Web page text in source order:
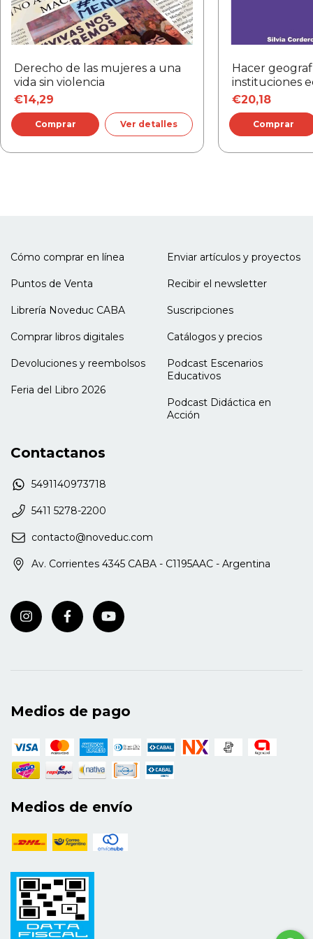
Derecho de las mujeres a una
vida sin violencia
€14,29
Ver detalles
Hacer
instituciones
€20,18
Cómo comprar en línea
Puntos de Venta
Librería Noveduc CABA
Comprar libros digitales
Devoluciones y reembolsos
Feria del Libro 2026
Enviar artículos y proyectos
Recibir el newsletter
Suscripciones
Catálogos y precios
Podcast Escenarios
Educativos
Podcast Didáctica en
Acción
Contactanos
5491140973718
5411 5278-2200
contacto@noveduc.com
Av. Corrientes 4345 CABA - C1195AAC - Argentina
Medios de pago
Medios de envío